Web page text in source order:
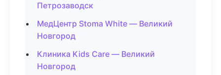
Петрозаводск
МедЦентр Stoma White — Великий
Новгород
Клиника Kids Care — Великий
Новгород